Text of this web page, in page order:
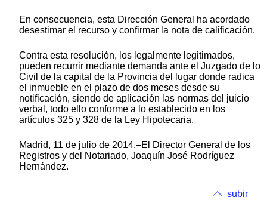
En consecuencia, esta Dirección General ha acordado
desestimar el recurso y confirmar la nota de calificación.
Contra esta resolución, los legalmente legitimados,
pueden recurrir mediante demanda ante el Juzgado de lo
Civil de la capital de la Provincia del lugar donde radica
el inmueble en el plazo de dos meses desde su
notificación, siendo de aplicación las normas del juicio
verbal, todo ello conforme a lo establecido en los
artículos 325 y 328 de la Ley Hipotecaria.
Madrid, 11 de julio de 2014.–El Director General de los
Registros y del Notariado, Joaquín José Rodríguez
Hernández.
subir